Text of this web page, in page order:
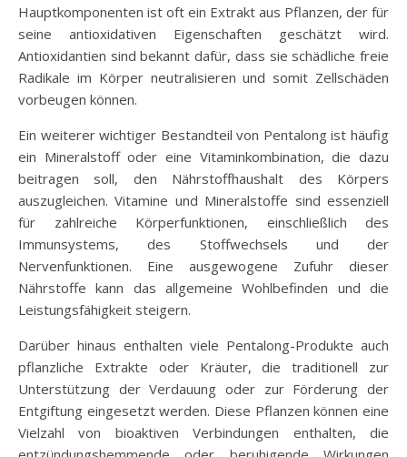
Hauptkomponenten ist oft ein Extrakt aus Pflanzen, der für
seine antioxidativen Eigenschaften geschätzt wird.
Antioxidantien sind bekannt dafür, dass sie schädliche freie
Radikale im Körper neutralisieren und somit Zellschäden
vorbeugen können.
Ein weiterer wichtiger Bestandteil von Pentalong ist häufig
ein Mineralstoff oder eine Vitaminkombination, die dazu
beitragen soll, den Nährstoffhaushalt des Körpers
auszugleichen. Vitamine und Mineralstoffe sind essenziell
für zahlreiche Körperfunktionen, einschließlich des
Immunsystems, des Stoffwechsels und der
Nervenfunktionen. Eine ausgewogene Zufuhr dieser
Nährstoffe kann das allgemeine Wohlbefinden und die
Leistungsfähigkeit steigern.
Darüber hinaus enthalten viele Pentalong-Produkte auch
pflanzliche Extrakte oder Kräuter, die traditionell zur
Unterstützung der Verdauung oder zur Förderung der
Entgiftung eingesetzt werden. Diese Pflanzen können eine
Vielzahl von bioaktiven Verbindungen enthalten, die